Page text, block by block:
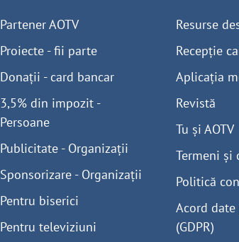
Partener AOTV
Proiecte - fii parte
Donații - card bancar
3,5% din impozit -
Persoane
Publicitate - Organizații
Sponsorizare - Organizații
Pentru biserici
Pentru televiziuni
Resurse
Recepție
Aplicația
Revistă
Tu și AOTV
Termeni și
Politică
Acord
(GDPR)